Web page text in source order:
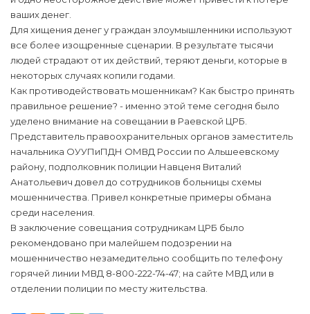
ваших денег.
Для хищения денег у граждан злоумышленники используют
все более изощренные сценарии. В результате тысячи
людей страдают от их действий, теряют деньги, которые в
некоторых случаях копили годами.
Как противодействовать мошенникам? Как быстро принять
правильное решение? - именно этой теме сегодня было
уделено внимание на совещании в Раевской ЦРБ.
Представитель правоохранительных органов заместитель
начальника ОУУПиПДН ОМВД России по Альшеевскому
району, подполковник полиции Навценя Виталий
Анатольевич довел до сотрудников больницы схемы
мошенничества. Привел конкретные примеры обмана
среди населения.
В заключение совещания сотрудникам ЦРБ было
рекомендовано при малейшем подозрении на
мошенничество незамедительно сообщить по телефону
горячей линии МВД 8-800-222-74-47; на сайте МВД или в
отделении полиции по месту жительства.